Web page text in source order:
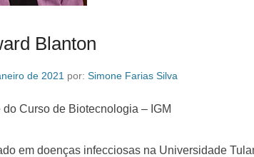
Blanton
de 2021 por: Simone Farias Silva
Curso de Biotecnologia – IGM
em doenças infecciosas na Universidade